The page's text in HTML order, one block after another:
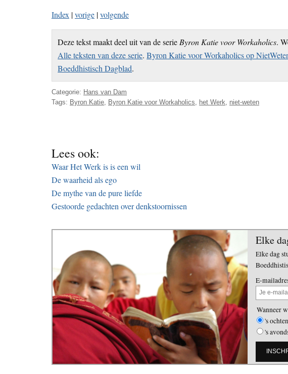
Index |vorige |volgende
Deze tekst maakt deel uit van de serieByron Katie voor Workaholics.
Alle teksten van deze serie.Byron Katie voor Workaholics op
Boeddhistisch Dagblad.
Categorie: Hans van Dam
Tags: Byron Katie Byron Katie voor Workaholics het Werk niet-weten
Lees ook:
Waar Het Werk is is een wil
De waarheid als ego
De mythe van de pure liefde
Gestoorde gedachten over denkstoornissen
Elke
Elke dag
E-
Wanneer
's
's